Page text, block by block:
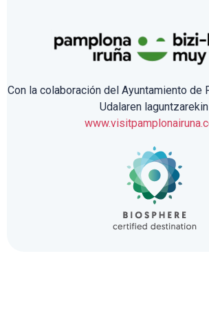
Con la colaboración del Ayuntamiento de
Udalaren laguntzarekin